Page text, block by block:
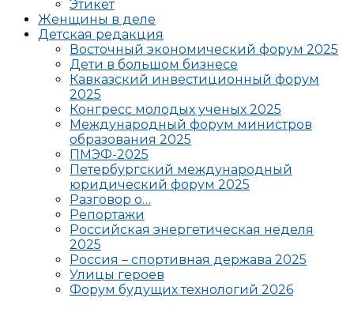
Этикет
Женщины в деле
Детская редакция
Восточный экономический форум 2025
Дети в большом бизнесе
Кавказский инвестиционный форум
2025
Конгресс молодых ученых 2025
Международный форум министров
образования 2025
ПМЭФ-2025
Петербургский международный
юридический форум 2025
Разговор о…
Репортажи
Российская энергетическая неделя
2025
Россия – спортивная держава 2025
Улицы героев
Форум будущих технологий 2026